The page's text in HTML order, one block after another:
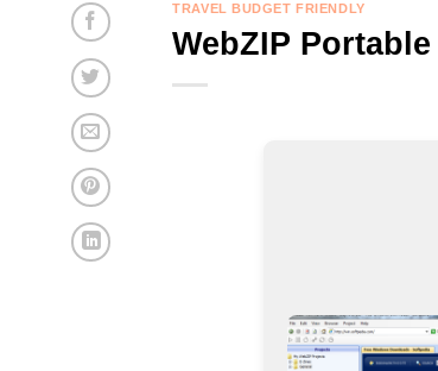
TRAVEL BUDGET FRIENDLY
WebZIP